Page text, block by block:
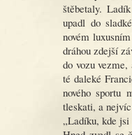
štěbetaly.
upadl do
novém
dráhou zdejší
do vozu
té daleké
nového sportu
tleskati, a
„Ladíku, kde